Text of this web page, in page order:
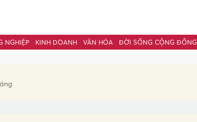
NGHIỆP KINH DOANH VĂN HÓA ĐỜI SỐNG CỘNG ĐỒNG
bình luận